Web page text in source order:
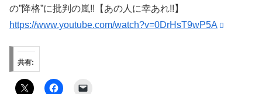
の”降格”に批判の嵐!!【あの人に幸あれ!!】
https://www.youtube.com/watch?v=0DrHsT9wP5A
共有: